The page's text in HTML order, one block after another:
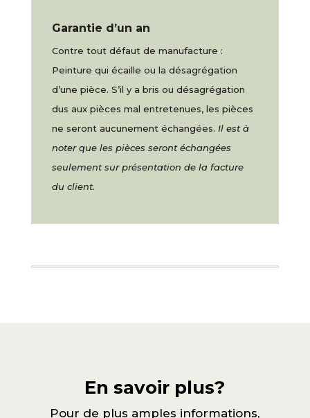
Garantie d’un an
Contre tout défaut de manufacture :
Peinture qui écaille ou la désagrégation
d’une pièce. S’il y a bris ou désagrégation
dus aux pièces mal entretenues, les pièces
ne seront aucunement échangées. Il est à
noter que les pièces seront échangées
seulement sur présentation de la facture
du client.
En savoir plus?
Pour de plus amples informations,